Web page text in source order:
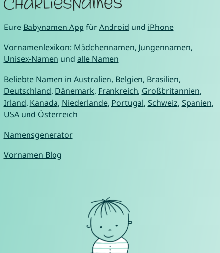
Eure Babynamen App fürAndroid und iPhone
Vornamenlexikon: Mädchennamen, Jungennamen,
Unisex-Namen und alle Namen
Beliebte Namen in Australien, Belgien, Brasilien,
Deutschland, Dänemark, Frankreich, Großbritannien,
Irland, Kanada, Niederlande, Portugal, Schweiz, Spanien,
USAund Österreich
Namensgenerator
Vornamen Blog